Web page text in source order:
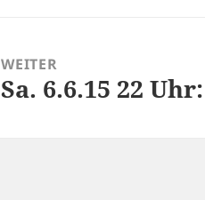
WEITER
Nächster
Sa. 6.6.15 22